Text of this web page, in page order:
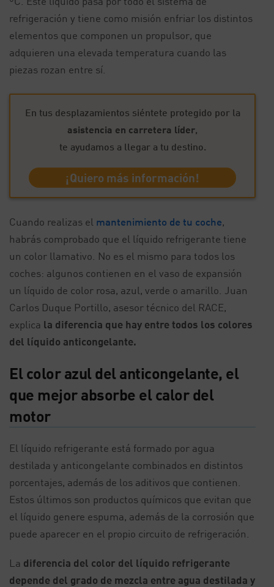
refrigeración y tiene como misión enfriar los distintos
elementos que componen un propulsor, que
adquieren una elevada temperatura cuando las
piezas rozan entre sí.
En tus desplazamientos siéntete protegido por la
asistencia en carretera líder,
te ayudamos a llegar a tu destino.
¡Quiero más información!
Cuando realizas el mantenimiento de tu coche,
habrás comprobado que el líquido refrigerante tiene
un color llamativo. No es el mismo para todos los
coches: algunos contienen en el vaso de expansión
un líquido de color rosa, azul, verde o amarillo. Juan
Carlos Duque Portillo, asesor técnico del RACE,
explica la diferencia que hay entre todos los colores
del líquido anticongelante.
El color azul del anticongelante, el
que mejor absorbe el calor del
motor
El líquido refrigerante está formado por agua
destilada y anticongelante combinados en distintos
porcentajes, además de los aditivos que contienen.
Estos últimos son productos químicos que evitan que
el líquido genere espuma, además de la corrosión que
puede aparecer en el propio circuito de refrigeración.
La diferencia del color del líquido refrigerante
depende del grado de mezcla entre agua destilada y